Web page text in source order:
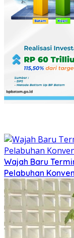
Wajah Baru
Pelabuhan